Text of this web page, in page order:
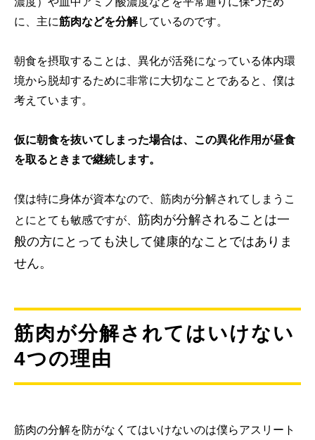
に、主に筋肉などを分解しているのです。
朝食を摂取することは、 異化が活発になっている体内環
境から脱却するために非常に大切なこと であると、僕は
考えています。
仮に朝食を抜いてしまった場合は、この異化作用が昼食
を取るときまで継続します。
僕は特に身体が資本なので、筋肉が分解されてしまうこ
とにとても敏感ですが、 筋肉が分解されることは一
般の方にとっても決して健康的なことではありま
せん。
筋肉が分解されてはいけない
4つの理由
筋肉の分解を防がなくてはいけないのは僕らアスリート